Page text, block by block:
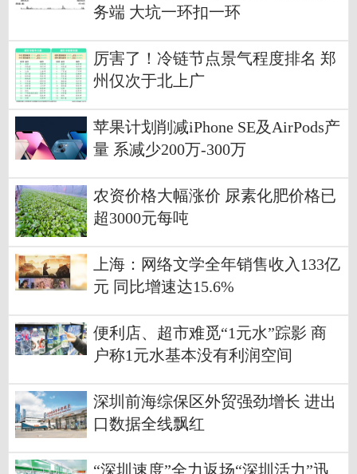
务端 大坑一环扣一环
厉害了！冷链节点景气程度排名 郑
州仅次于北上广
苹果计划削减iPhone SE及AirPods产
量 系减少200万-300万
农资价格大幅涨价 尿素化肥价格已
超3000元每吨
上海：网络文学全年销售收入133亿
元 同比增速达15.6%
便利店、超市难觅“1元水”踪影 商
户称1元水基本没有利润空间
深圳前海综保区外贸强劲增长 进出
口数据全线飘红